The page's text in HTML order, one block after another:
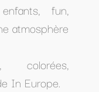
fun,
atmosphère
colorées,
In Europe.